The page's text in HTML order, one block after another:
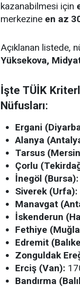
kazanabilmesi için
merkezine en az
Açıklanan listede,
Yüksekova,
İşte TÜİK
Nüfusları:
Ergani
Alanya
Tarsus
Çorlu
İnegöl (Bursa):
Siverek (Urfa):
Manavgat
İskenderun
Fethiye
Edremit
Zonguldak
Erciş (Van):
Bandırma